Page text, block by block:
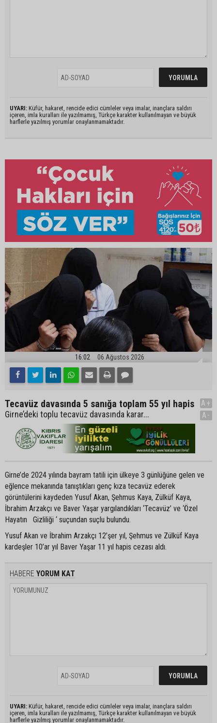
UYARI: Küfür, hakaret, rencide edici cümleler veya imalar, inançlara saldırı
içeren, imla kuralları ile yazılmamış, Türkçe karakter kullanılmayan ve büyük
harflerle yazılmış yorumlar onaylanmamaktadır.
16:02 06 Ağustos 2026
Tecavüz davasında 5 sanığa toplam 55 yıl hapis
Girne’deki toplu tecavüz davasında karar...
A+
A-
Girne’de 2024 yılında bayram tatili için ülkeye 3 günlüğüne gelen ve
eğlence mekanında tanıştıkları genç kıza tecavüz ederek
görüntülerini kaydeden Yusuf Akan, Şehmus Kaya, Zülküf Kaya,
İbrahim Arzakçı ve Baver Yaşar yargılandıkları ‘Tecavüz’ ve ‘Özel
Hayatın Gizliliği ‘ suçundan suçlu bulundu.
Yusuf Akan ve İbrahim Arzakçı 12’şer yıl, Şehmus ve Zülküf Kaya
kardeşler 10’ar yıl Baver Yaşar 11 yıl hapis cezası aldı.
HABERE YORUM KAT
UYARI: Küfür, hakaret, rencide edici cümleler veya imalar, inançlara saldırı
içeren, imla kuralları ile yazılmamış, Türkçe karakter kullanılmayan ve büyük
harflerle yazılmış yorumlar onaylanmamaktadır.